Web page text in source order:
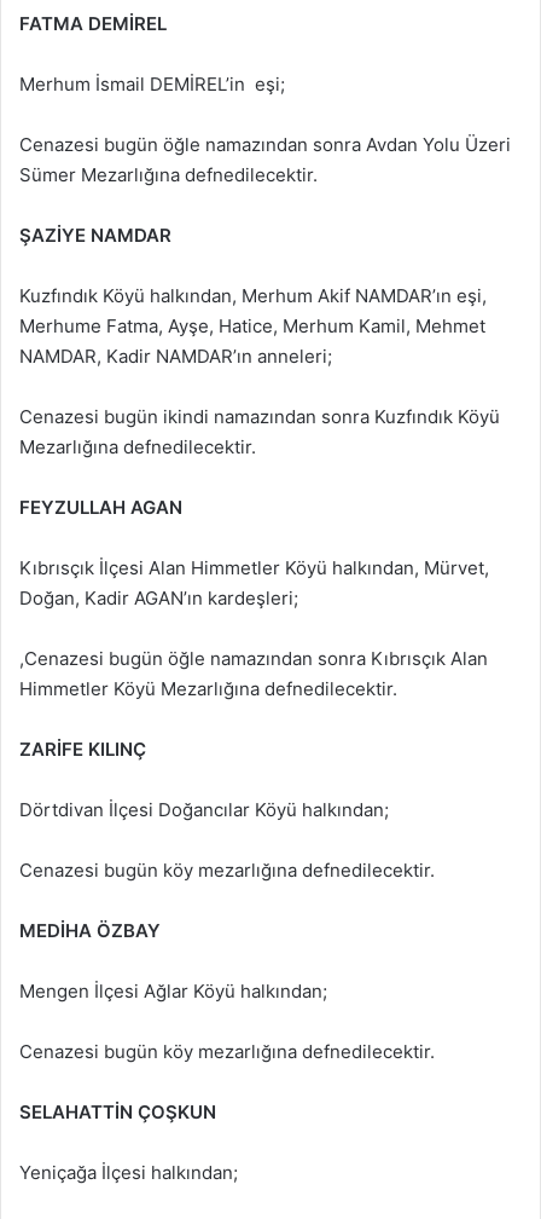
FATMA DEMİREL
Merhum İsmail DEMİREL’in eşi;
Cenazesi bugün öğle namazından sonra Avdan Yolu Üzeri
Sümer Mezarlığına defnedilecektir.
ŞAZİYE NAMDAR
Kuzfındık Köyü halkından, Merhum Akif NAMDAR’ın eşi,
Merhume Fatma, Ayşe, Hatice, Merhum Kamil, Mehmet
NAMDAR, Kadir NAMDAR’ın anneleri;
Cenazesi bugün ikindi namazından sonra Kuzfındık Köyü
Mezarlığına defnedilecektir.
FEYZULLAH AGAN
Kıbrısçık İlçesi Alan Himmetler Köyü halkından, Mürvet,
Doğan, Kadir AGAN’ın kardeşleri;
,Cenazesi bugün öğle namazından sonra Kıbrısçık Alan
Himmetler Köyü Mezarlığına defnedilecektir.
ZARİFE KILINÇ
Dörtdivan İlçesi Doğancılar Köyü halkından;
Cenazesi bugün köy mezarlığına defnedilecektir.
MEDİHA ÖZBAY
Mengen İlçesi Ağlar Köyü halkından;
Cenazesi bugün köy mezarlığına defnedilecektir.
SELAHATTİN ÇOŞKUN
Yeniçağa İlçesi halkından;